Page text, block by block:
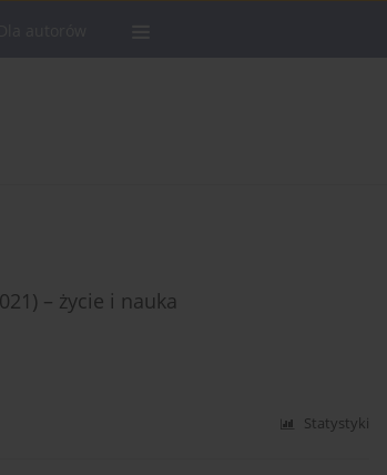
– życie i nauka
Statystyki